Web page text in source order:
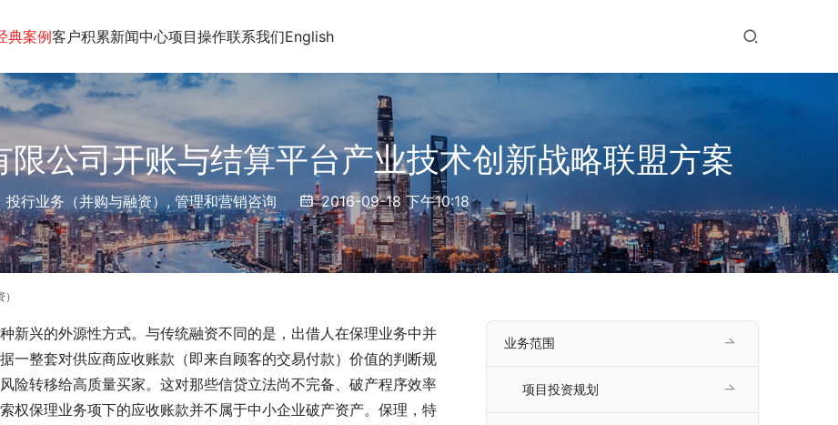
典案例客户积累新闻中心项目操作联系我们English
公司开账与结算平台产业技术创新战略联盟方案
投行业务（并购与融资） , 管理和营销咨询 2016-09-18 下午10:18
新兴的外源性方式。与传统融资不同的是，出借人在保理业务中并
一整套对供应商应收账款（即来自顾客的交易付款）价值的判断规
险转移给高质量买家。这对那些信贷立法尚不完备、破产程序效率
权保理业务项下的应收账款并不属于中小企业破产资产。保理，特
业务范围
项目投资规划